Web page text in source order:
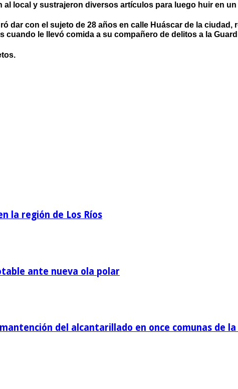
local y sustrajeron diversos artículos para luego huir en
dar con el sujeto de 28 años en calle Huáscar de la
le llevó comida a su compañero de delitos a la
la región de Los Ríos
ante nueva ola polar
del alcantarillado en once comunas de la